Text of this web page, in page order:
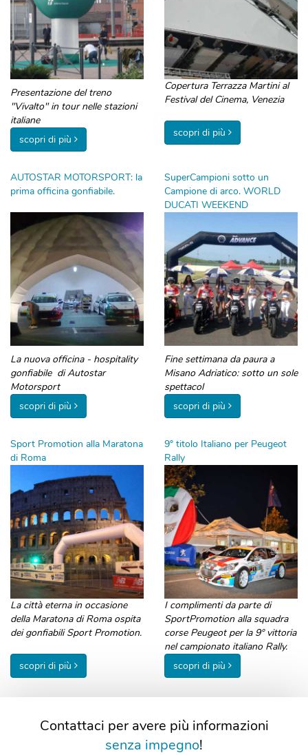
Presentazione del treno
"Vivalto" in tour nelle stazioni
italiane
scopri di più
Copertura Terrazza Martini al
Festival del Cinema, Venezia
scopri di più
AUTOSTAR MOTORSPORT: la
prima officina gonfiabile.
La nuova officina - hospitality
gonfiabile di Autostar
Motorsport
scopri di più
SuperCampioni sotto un
Campione di arco. WORLD
DUCATI WEEKEND
Fine settimana da paura a
Misano Adriatico: sotto un sole
spettacol
scopri di più
Sport Promotion alla Maratona
di Roma
La città eterna in occasione
della Maratona di Roma ospita
dei gonfiabili Sport Promotion.
scopri di più
9° titolo Italiano per Peugeot
Rally
I complimenti da parte di
SportPromotion alla squadra
corse Peugeot per la 9° vittoria
nel campionato italiano Rally.
scopri di più
Contattaci per avere più informazioni
senza impegno!